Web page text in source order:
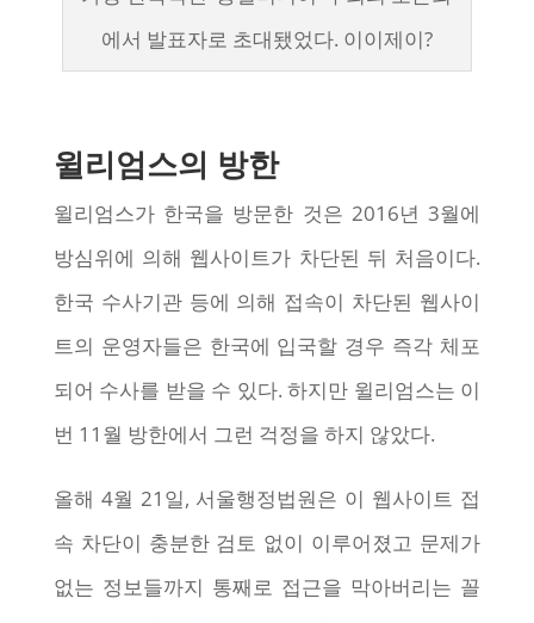
에서 발표자로 초대됐었다. 이이제이?
윌리엄스의 방한
윌리엄스가 한국을 방문한 것은 2016년 3월에
방심위에 의해 웹사이트가 차단된 뒤 처음이다.
한국 수사기관 등에 의해 접속이 차단된 웹사이
트의 운영자들은 한국에 입국할 경우 즉각 체포
되어 수사를 받을 수 있다. 하지만 윌리엄스는 이
번 11월 방한에서 그런 걱정을 하지 않았다.
올해 4월 21일, 서울행정법원은 이 웹사이트 접
속 차단이 충분한 검토 없이 이루어졌고 문제가
없는 정보들까지 통째로 접근을 막아버리는 꼴